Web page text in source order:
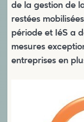
de la gestion de
restées
période et IéS a
mesures
entreprises en